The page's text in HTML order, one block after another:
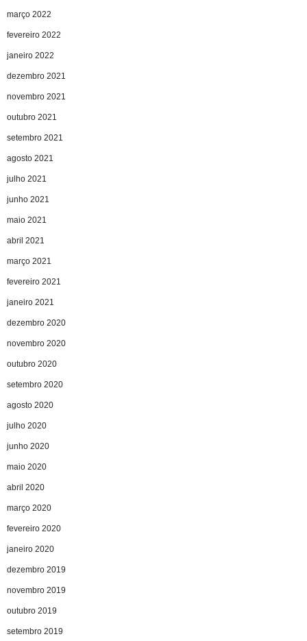
março 2022
fevereiro 2022
janeiro 2022
dezembro 2021
novembro 2021
outubro 2021
setembro 2021
agosto 2021
julho 2021
junho 2021
maio 2021
abril 2021
março 2021
fevereiro 2021
janeiro 2021
dezembro 2020
novembro 2020
outubro 2020
setembro 2020
agosto 2020
julho 2020
junho 2020
maio 2020
abril 2020
março 2020
fevereiro 2020
janeiro 2020
dezembro 2019
novembro 2019
outubro 2019
setembro 2019